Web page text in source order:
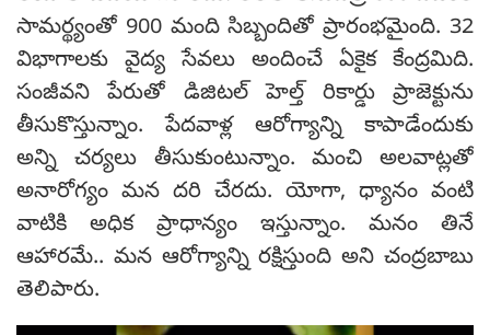
సామర్థ్యంతో 900 మంది సిబ్బందితో ప్రారంభమైంది. 32
విభాగాలకు వైద్య సేవలు అందించే ఏకైక కేంద్రమిది.
సంజీవని పేరుతో డిజిటల్ హెల్త్‌ రికార్డు ప్రాజెక్టును
తీసుకొస్తున్నాం. పేదవాళ్ల ఆరోగ్యాన్ని కాపాడేందుకు
అన్ని చర్యలు తీసుకుంటున్నాం. మంచి అలవాట్లతో
అనారోగ్యం మన దరి చేరదు. యోగా, ధ్యానం వంటి
వాటికి అధిక ప్రాధాన్యం ఇస్తున్నాం. మనం తినే
ఆహారమే.. మన ఆరోగ్యాన్ని రక్షిస్తుంది అని చంద్రబాబు
తెలిపారు.